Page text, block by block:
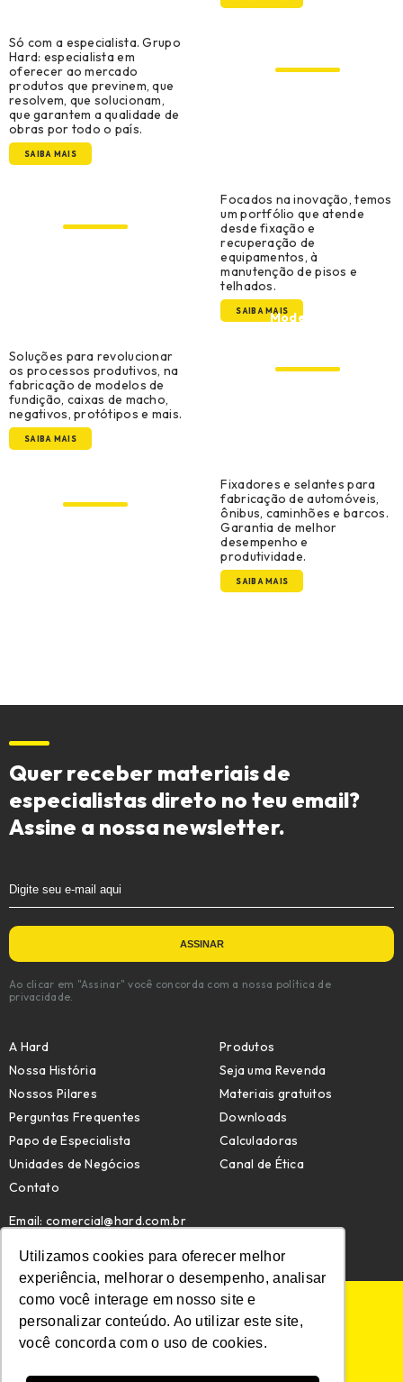
Utilizamos cookies para oferecer melhor
experiência, melhorar o desempenho, analisar
como você interage em nosso site e
personalizar conteúdo. Ao utilizar este site,
você concorda com o uso de cookies.
Só com a especialista. Grupo
Hard: especialista em
oferecer ao mercado
produtos que previnem, que
resolvem, que solucionam,
que garantem a qualidade de
obras por todo o país.
SAIBA MAIS
Focados na inovação, temos
um portfólio que atende
desde fixação e
recuperação de
equipamentos, à
manutenção de pisos e
telhados.
SAIBA MAISModelação,
Soluções para revolucionar
os processos produtivos, na
fabricação de modelos de
fundição, caixas de macho,
negativos, protótipos e mais.
SAIBA MAIS
Fixadores e selantes para
fabricação de automóveis,
ônibus, caminhões e barcos.
Garantia de melhor
desempenho e
produtividade.
SAIBA MAIS
Quer receber materiais de
especialistas direto no teu email?
Assine a nossa newsletter.
Ao clicar em "Assinar" você concorda com a nossa política de
privacidade.
A Hard
Nossa História
Nossos Pilares
Perguntas Frequentes
Papo de Especialista
Unidades de Negócios
Contato
Produtos
Seja uma Revenda
Materiais gratuitos
Downloads
Calculadoras
Canal de Ética
Email: comercial@hard.com.br
POLÍTICA DE PRIVACIDADE
POLÍTICA DE COOKIES
MAPA DO SITE